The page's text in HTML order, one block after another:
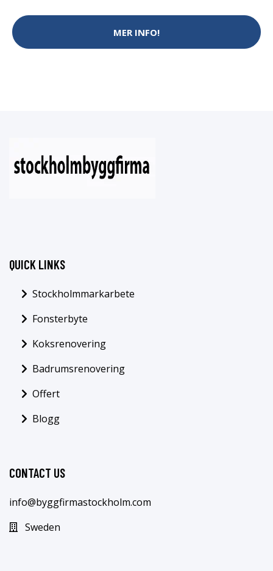
MER INFO!
QUICK LINKS
Stockholmmarkarbete
Fonsterbyte
Koksrenovering
Badrumsrenovering
Offert
Blogg
CONTACT US
info@byggfirmastockholm.com
Sweden